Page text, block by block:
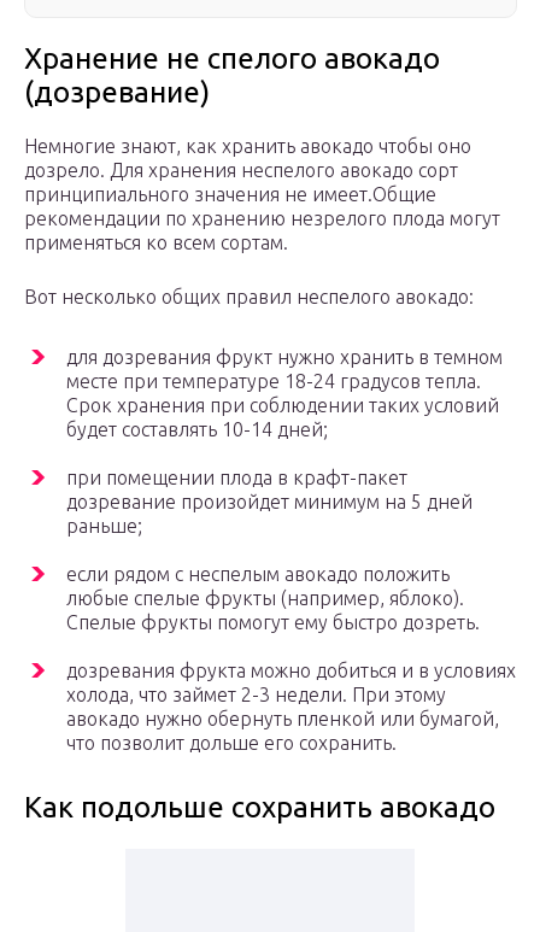
Хранение не спелого авокадо
(дозревание)
Немногие знают, как хранить авокадо чтобы оно
дозрело. Для хранения неспелого авокадо сорт
принципиального значения не имеет.Общие
рекомендации по хранению незрелого плода могут
применяться ко всем сортам.
Вот несколько общих правил неспелого авокадо:
для дозревания фрукт нужно хранить в темном
месте при температуре 18-24 градусов тепла.
Срок хранения при соблюдении таких условий
будет составлять 10-14 дней;
при помещении плода в крафт-пакет
дозревание произойдет минимум на 5 дней
раньше;
если рядом с неспелым авокадо положить
любые спелые фрукты (например, яблоко).
Спелые фрукты помогут ему быстро дозреть.
дозревания фрукта можно добиться и в условиях
холода, что займет 2-3 недели. При этому
авокадо нужно обернуть пленкой или бумагой,
что позволит дольше его сохранить.
Как подольше сохранить авокадо